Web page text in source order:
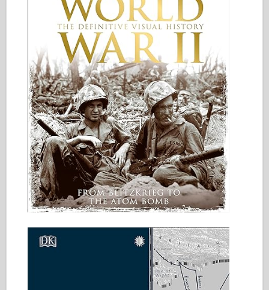
Italeri
Legenda
Meng-malli
Tamiya
Tristar
Trumpetisti
Zvezda
Albumit - Valokuvat
Kävele ympäriinsä
Kirjoja
Meihin yhteyttä